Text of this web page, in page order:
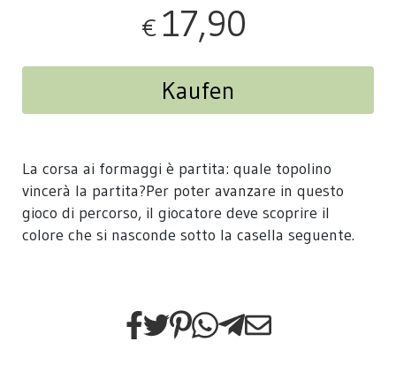
€ 17,90
Kaufen
La corsa ai formaggi è partita: quale topolino
vincerà la partita?Per poter avanzare in questo
gioco di percorso, il giocatore deve scoprire il
colore che si nasconde sotto la casella seguente.